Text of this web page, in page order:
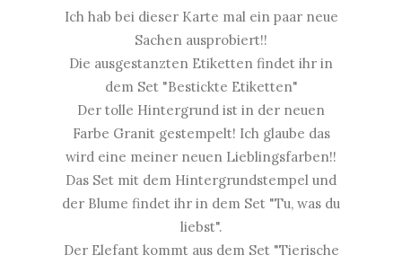
Ich hab bei dieser Karte mal ein paar neue
Sachen ausprobiert!!
Die ausgestanzten Etiketten findet ihr in
dem Set "Bestickte Etiketten"
Der tolle Hintergrund ist in der neuen
Farbe Granit gestempelt! Ich glaube das
wird eine meiner neuen Lieblingsfarben!!
Das Set mit dem Hintergrundstempel und
der Blume findet ihr in dem Set "Tu, was du
liebst".
Der Elefant kommt aus dem Set "Tierische